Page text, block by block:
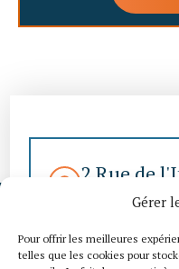
Gérer
Pour offrir les meilleures
telles que les cookies pour
2 Rue de
Thiers